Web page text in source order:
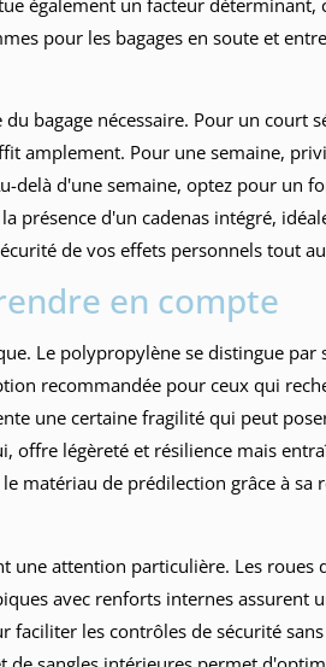
pour les bagages en soute et
bagage nécessaire. Pour un court
amplement. Pour une semaine,
delà d'une semaine, optez pour un
présence d'un cadenas intégré,
de vos effets personnels tout
en compte
Le polypropylène se distingue par
recommandée pour ceux qui
une certaine fragilité qui peut
offre légèreté et résilience mais
matériau de prédilection grâce à sa
une attention particulière. Les roues
avec renforts internes assurent
faciliter les contrôles de sécurité